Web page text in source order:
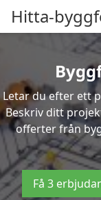
Hitta-
Letar du efter ett
Beskriv ditt
offerter från
Få 3